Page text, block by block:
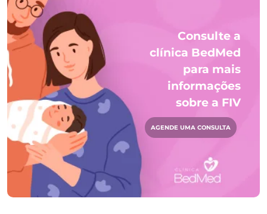
Consulte a
clínica BedMed
para mais
informações
sobre a FIV
AGENDE UMA CONSULTA